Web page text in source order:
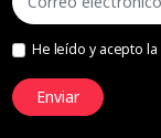
He leído y acepto la
Enviar